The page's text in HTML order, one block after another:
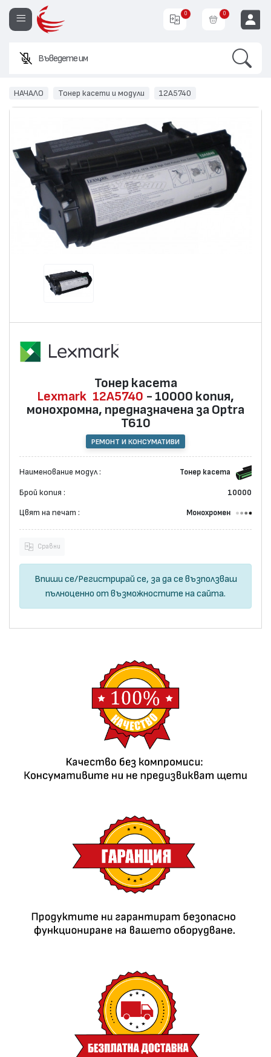
Въведете име или код
0 0
НАЧАЛО Тонер касети и модули 12A5740
Тонер касета
Lexmark 12A5740 - 10000 копия,
монохромна, предназначена за Optra
T610
РЕМОНТ И КОНСУМАТИВИ
Наименование модул : Тонер касета
Брой копия : 10000
Цвят на печат : Монохромен
Сравни
Впиши се/Регистрирай се, за да се възползваш
пълноценно от възможностите на сайта.